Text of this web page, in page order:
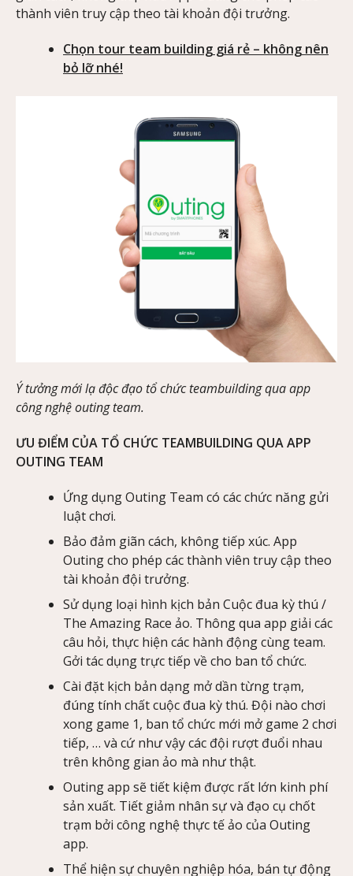
thành viên truy cập theo tài khoản đội trưởng.
Chọn tour team building giá rẻ – không nên
bỏ lỡ nhé!
Ý tưởng mới lạ độc đạo tổ chức teambuilding qua app
công nghệ outing team.
ƯU ĐIỂM CỦA TỔ CHỨC TEAMBUILDING QUA APP
OUTING TEAM
Ứng dụng Outing Team có các chức năng gửi
luật chơi.
Bảo đảm giãn cách, không tiếp xúc. App
Outing cho phép các thành viên truy cập theo
tài khoản đội trưởng.
Sử dụng loại hình kịch bản Cuộc đua kỳ thú /
The Amazing Race ảo. Thông qua app giải các
câu hỏi, thực hiện các hành động cùng team.
Gởi tác dụng trực tiếp về cho ban tổ chức.
Cài đặt kịch bản dạng mở dần từng trạm,
đúng tính chất cuộc đua kỳ thú. Đội nào chơi
xong game 1, ban tổ chức mới mở game 2 chơi
tiếp, … và cứ như vậy các đội rượt đuổi nhau
trên không gian ảo mà như thật.
Outing app sẽ tiết kiệm được rất lớn kinh phí
sản xuất. Tiết giảm nhân sự và đạo cụ chốt
trạm bởi công nghệ thực tế ảo của Outing
app.
Thể hiện sự chuyên nghiệp hóa, bán tự động